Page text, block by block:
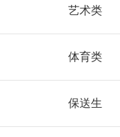
艺术类
体育类
保送生